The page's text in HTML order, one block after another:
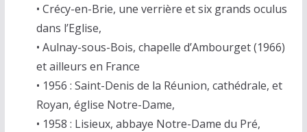
• Crécy-en-Brie, une verrière et six grands oculus
dans l’Eglise,
• Aulnay-sous-Bois, chapelle d’Ambourget (1966)
et ailleurs en France
• 1956 : Saint-Denis de la Réunion, cathédrale, et
Royan, église Notre-Dame,
• 1958 : Lisieux, abbaye Notre-Dame du Pré,